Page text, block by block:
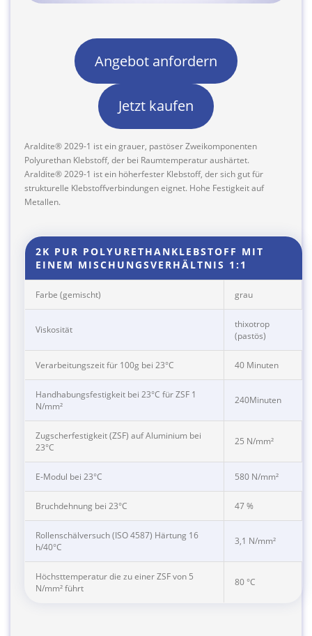
Angebot anfordern
Jetzt kaufen
Araldite® 2029-1 ist ein grauer, pastöser Zweikomponenten
Polyurethan Klebstoff, der bei Raumtemperatur aushärtet.
Araldite® 2029-1 ist ein höherfester Klebstoff, der sich gut für
strukturelle Klebstoffverbindungen eignet. Hohe Festigkeit auf
Metallen.
2K PUR POLYURETHANKLEBSTOFF MIT
EINEM MISCHUNGSVERHÄLTNIS 1:1
Farbe (gemischt) grau
Viskosität
thixotrop
(pastös)
Verarbeitungszeit für 100g bei 23°C 40 Minuten
Handhabungsfestigkeit bei 23°C für ZSF 1
N/mm²
240Minuten
Zugscherfestigkeit (ZSF) auf Aluminium bei
23°C
25 N/mm²
E-Modul bei 23°C 580 N/mm²
Bruchdehnung bei 23°C 47 %
Rollenschälversuch (ISO 4587) Härtung 16
h/40°C
3,1 N/mm²
Höchsttemperatur die zu einer ZSF von 5
N/mm² führt
80 °C